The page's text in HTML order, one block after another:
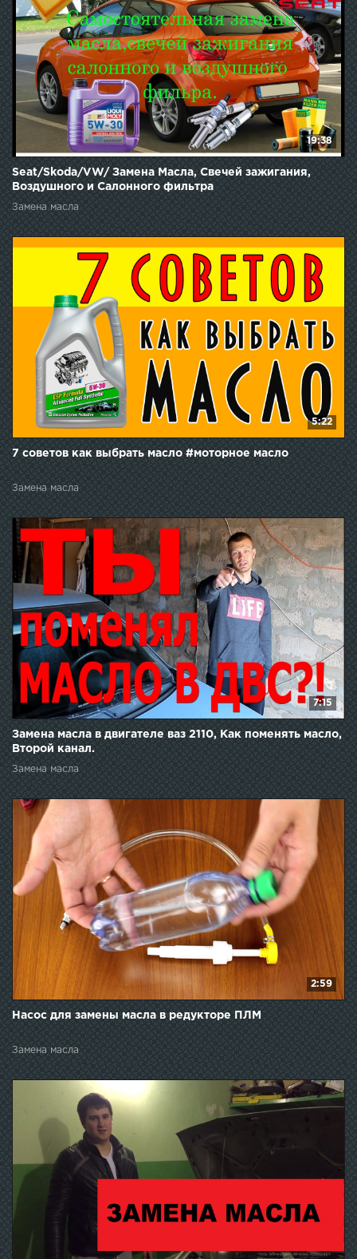
19:38
Seat/Skoda/VW/ Замена Масла, Свечей зажигания,
Воздушного и Салонного фильтра
Замена масла
5:22
7 советов как выбрать масло #моторное масло
Замена масла
7:15
Замена масла в двигателе ваз 2110, Как поменять масло,
Второй канал.
Замена масла
2:59
Насос для замены масла в редукторе ПЛМ
Замена масла